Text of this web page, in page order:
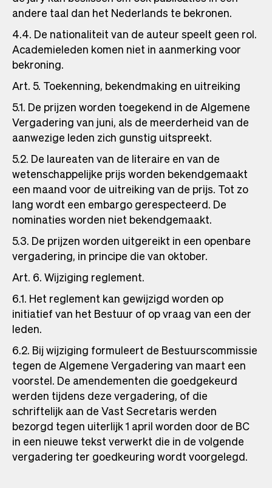
andere taal dan het Nederlands te bekronen.
4.4. De nationaliteit van de auteur speelt geen rol.
Academieleden komen niet in aanmerking voor
bekroning.
Art. 5. Toekenning, bekendmaking en uitreiking
5.1. De prijzen worden toegekend in de Algemene
Vergadering van juni, als de meerderheid van de
aanwezige leden zich gunstig uitspreekt.
5.2. De laureaten van de literaire en van de
wetenschappelijke prijs worden bekendgemaakt
een maand voor de uitreiking van de prijs. Tot zo
lang wordt een embargo gerespecteerd. De
nominaties worden niet bekendgemaakt.
5.3. De prijzen worden uitgereikt in een openbare
vergadering, in principe die van oktober.
Art. 6. Wijziging reglement.
6.1. Het reglement kan gewijzigd worden op
initiatief van het Bestuur of op vraag van een der
leden.
6.2. Bij wijziging formuleert de Bestuurscommissie
tegen de Algemene Vergadering van maart een
voorstel. De amendementen die goedgekeurd
werden tijdens deze vergadering, of die
schriftelijk aan de Vast Secretaris werden
bezorgd tegen uiterlijk 1 april worden door de BC
in een nieuwe tekst verwerkt die in de volgende
vergadering ter goedkeuring wordt voorgelegd.